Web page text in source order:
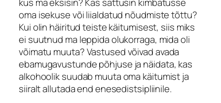
kus ma eksisin? Kas sattusin kimbatusse
oma isekuse või liialdatud nõudmiste tõttu?
Kui olin häiritud teiste käitumisest, siis miks
ei suutnud ma leppida olukorraga, mida oli
võimatu muuta? Vastused võivad avada
ebamugavustunde põhjuse ja näidata, kas
alkohoolik suudab muuta oma käitumist ja
siiralt allutada end enesedistsipliinile.